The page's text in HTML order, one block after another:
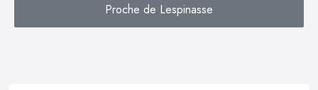
Proche de Lespinasse